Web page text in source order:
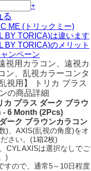
+
る
視用カラコン、遠視カ
ン、乱視カラーコンタ
視用】 トリカ プラス
の商品詳細
カ プラス ダーク ブラウ
- 6 Month (2Pcs)
ーク ブラウンカラコン
)、AXIS(乱視の角度)をオ
さい。(1箱2枚)
CYL AXISは選択なしでご
)
すので、 通常5～10日程度